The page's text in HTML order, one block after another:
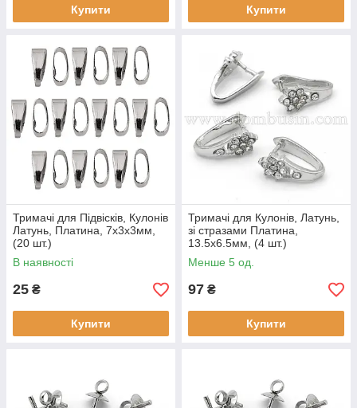
Купити Купити
Тримачі для Підвісків, Кулонів
Латунь, Платина, 7х3х3мм,
(20 шт.)
В наявності
25 ₴
Купити
Тримачі для Кулонів, Латунь,
зі стразами Платина,
13.5x6.5мм, (4 шт.)
Менше 5 од.
97 ₴
Купити